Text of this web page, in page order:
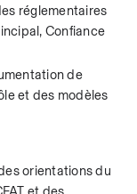
réglementaires
Confiance
de
et des modèles
orientations du